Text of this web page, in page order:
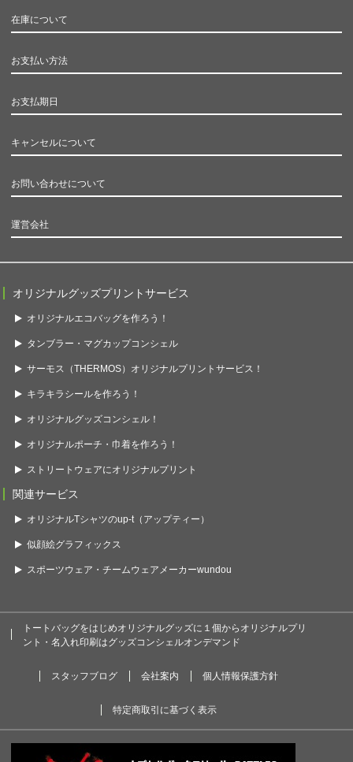
在庫について
お支払い方法
お支払期日
キャンセルについて
お問い合わせについて
運営会社
オリジナルグッズプリントサービス
オリジナルエコバッグを作ろう！
タンブラー・マグカップコンシェル
サーモス（THERMOS）オリジナルプリントサービス！
キラキラシールを作ろう！
オリジナルグッズコンシェル！
オリジナルポーチ・巾着を作ろう！
ストリートウェアにオリジナルプリント
関連サービス
オリジナルTシャツのup-t（アップティー）
似顔絵グラフィックス
スポーツウェア・チームウェアメーカーwundou
トートバッグをはじめオリジナルグッズに１個からオリジナルプリ
ント・名入れ印刷はグッズコンシェルオンデマンド
スタッフブログ 会社案内 個人情報保護方針
特定商取引に基づく表示